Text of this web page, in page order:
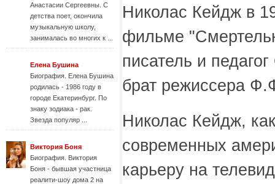
Анастасии Сергеевны. С
детства поет, окончила
музыкальную школу,
занималась во многих к ...
Елена Бушина
Биография. Елена Бушина
родилась - 1986 году в
городе Екатеринбург. По
знаку зодиака - рак.
Звезда популяр ...
Виктория Боня
Биография. Виктория
Боня - бывшая участница
реалити-шоу дома 2 на
Николас Кейдж в
фильме
писатель и
брат режиссера
Николас Кейдж,
современных
карьеру на